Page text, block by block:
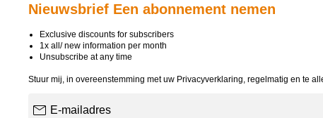
Nieuwsbrief Een abonnement nemen
Exclusive discounts for subscribers
1x all/ new information per month
Unsubscribe at any time
Stuur mij, in overeenstemming met uw Privacyverklaring, regelmatig en te